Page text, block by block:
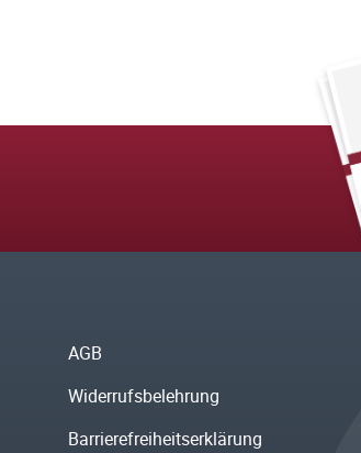
AGB
Widerrufsbelehrung
Barrierefreiheitserklärung